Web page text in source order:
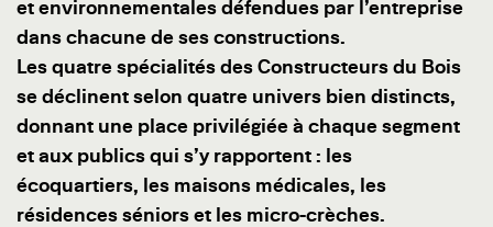
et environnementales défendues par l’entreprise
dans chacune de ses constructions.
Les quatre spécialités des Constructeurs du Bois
se déclinent selon quatre univers bien distincts,
donnant une place privilégiée à chaque segment
et aux publics qui s’y rapportent : les
écoquartiers, les maisons médicales, les
résidences séniors et les micro-crèches.